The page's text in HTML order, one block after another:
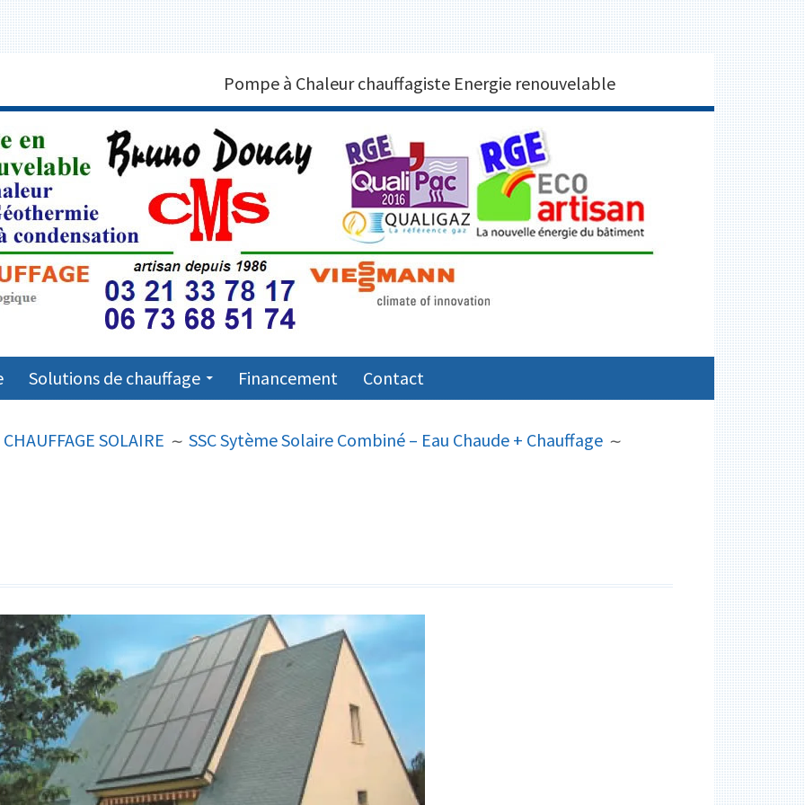
À CHALEUR MARQUISE 62250 BRUNO DOUAY
Pompe à Chaleur chauffagiste Energie renouvelable
Solutions de chauffage Financement Contact
CHAUFFAGE SOLAIRE
SSC Sytème Solaire Combiné – Eau Chaude + Chauffage